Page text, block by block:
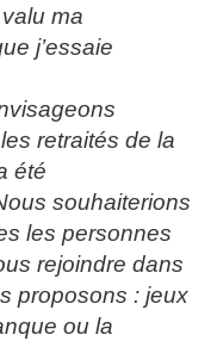
ma
j’essaie
retraités de la
été
souhaiterions
les personnes
rejoindre dans
proposons : jeux
ou la